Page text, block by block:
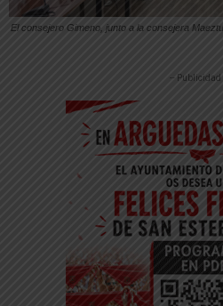
El consejero Gimeno, junto a la consejera
-- Publicidad